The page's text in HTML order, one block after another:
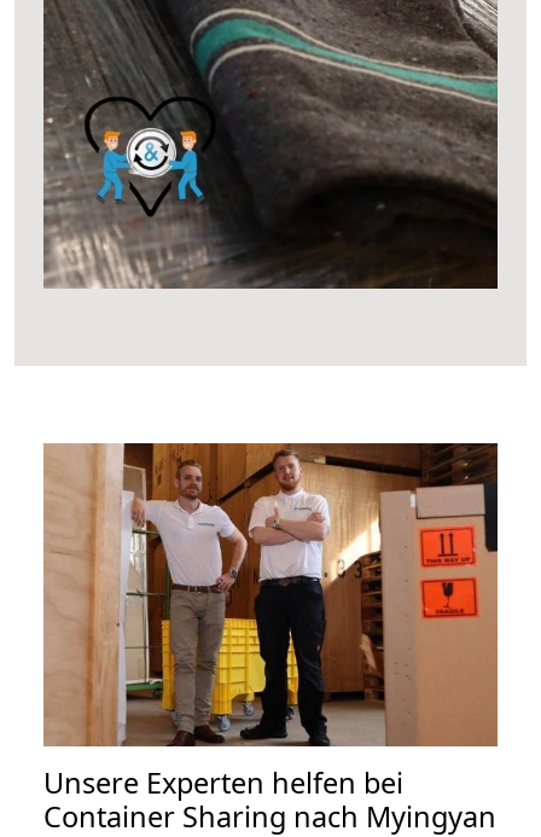
Unsere Experten helfen bei
Container Sharing nach Myingyan